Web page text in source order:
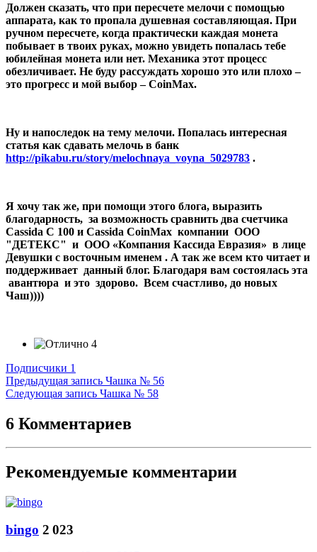
Должен сказать, что при пересчете мелочи с помощью
аппарата, как то пропала душевная составляющая. При
ручном пересчете, когда практически каждая монета
побывает в твоих руках, можно увидеть попалась тебе
юбилейная монета или нет. Механика этот процесс
обезличивает. Не буду рассуждать хорошо это или плохо –
это прогресс и мой выбор – CoinMax.
Ну и напоследок на тему мелочи. Попалась интересная
статья как сдавать мелочь в банк
http://pikabu.ru/story/melochnaya_voyna_5029783 .
Я хочу так же, при помощи этого блога, выразить
благодарность, за возможность сравнить два счетчика
Cassida С 100 и Cassida CoinMax компании ООО
"ДЕТЕКС" и OOO «Компания Кассида Евразия» в лице
Девушки с восточным именем . А так же всем кто читает и
поддерживает данный блог. Благодаря вам состоялась эта
авантюра и это здорово. Всем счастливо, до новых
Чаш))))
4
Подписчики 1
Предыдущая запись Чашка № 56
Следующая запись Чашка № 58
6 Комментариев
Рекомендуемые комментарии
bingo 2 023